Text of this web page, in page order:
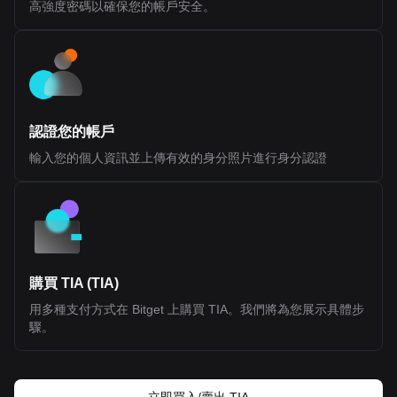
Ethereum. It is designed to support network participation, staking,
rights to profits, dividends, or governance over any legal entity. Its
value and utility are tied to usage within the Fluent ecosystem.
Token Details Token Ticker: BLEND Blockchain: Ethereum (Layer
per token Initial Sale Allocation: 10,000,000 tokens (1% of total
supply) Token Distribution Ecosystem Growth (40.0%): Largest
allocation, used for incentives, developer support, and network
expansion. 25% unlocked at TGE, remainder vested over 36
1-year cliff and 24-month vesting Team (20.0%): Reserved for
contributors, also with 1-year cliff and 24-month vesting
Foundation (10.0%): Supports long-term development and
operations, partially unlocked at TGE with vesting schedule NFT
Sale (1.77%) and Echo Sale (2.5%): Allocations tied to prior
(1.0%): Fully unlocked at TGE (with restrictions for U.S.
members and users Market Making and Exchange Fees (~1.5%
combined): Allocated to liquidity providers and exchange listings
ecosystem incentives, reputation systems (Prints), and access to
高強度密碼以確保您的帳戶安全。
認證您的帳戶
輸入您的個人資訊並上傳有效的身分照片進行身分認證
購買 TIA (TIA)
用多種支付方式在 Bitget 上購買 TIA。我們將為您展示具體步
驟。